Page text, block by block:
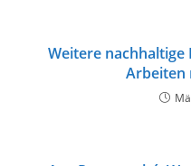
Weitere nachhaltige
Arbeiten